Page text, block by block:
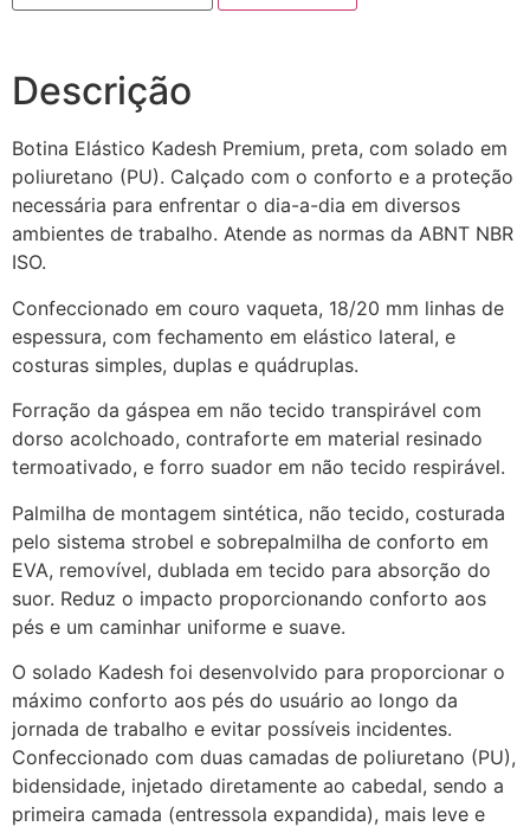
Descrição
Botina Elástico Kadesh Premium, preta, com solado em
poliuretano (PU). Calçado com o conforto e a proteção
necessária para enfrentar o dia-a-dia em diversos
ambientes de trabalho. Atende as normas da ABNT NBR
ISO.
Confeccionado em couro vaqueta, 18/20 mm linhas de
espessura, com fechamento em elástico lateral, e
costuras simples, duplas e quádruplas.
Forração da gáspea em não tecido transpirável com
dorso acolchoado, contraforte em material resinado
termoativado, e forro suador em não tecido respirável.
Palmilha de montagem sintética, não tecido, costurada
pelo sistema strobel e sobrepalmilha de conforto em
EVA, removível, dublada em tecido para absorção do
suor. Reduz o impacto proporcionando conforto aos
pés e um caminhar uniforme e suave.
O solado Kadesh foi desenvolvido para proporcionar o
máximo conforto aos pés do usuário ao longo da
jornada de trabalho e evitar possíveis incidentes.
Confeccionado com duas camadas de poliuretano (PU),
bidensidade, injetado diretamente ao cabedal, sendo a
primeira camada (entressola expandida), mais leve e